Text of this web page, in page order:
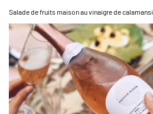
Salade de fruits maison au vinaigre de calamansi